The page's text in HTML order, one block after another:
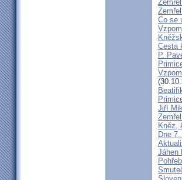
Co se
Cesta
P.
Jiří
Kněz,
Dne
Jáhen